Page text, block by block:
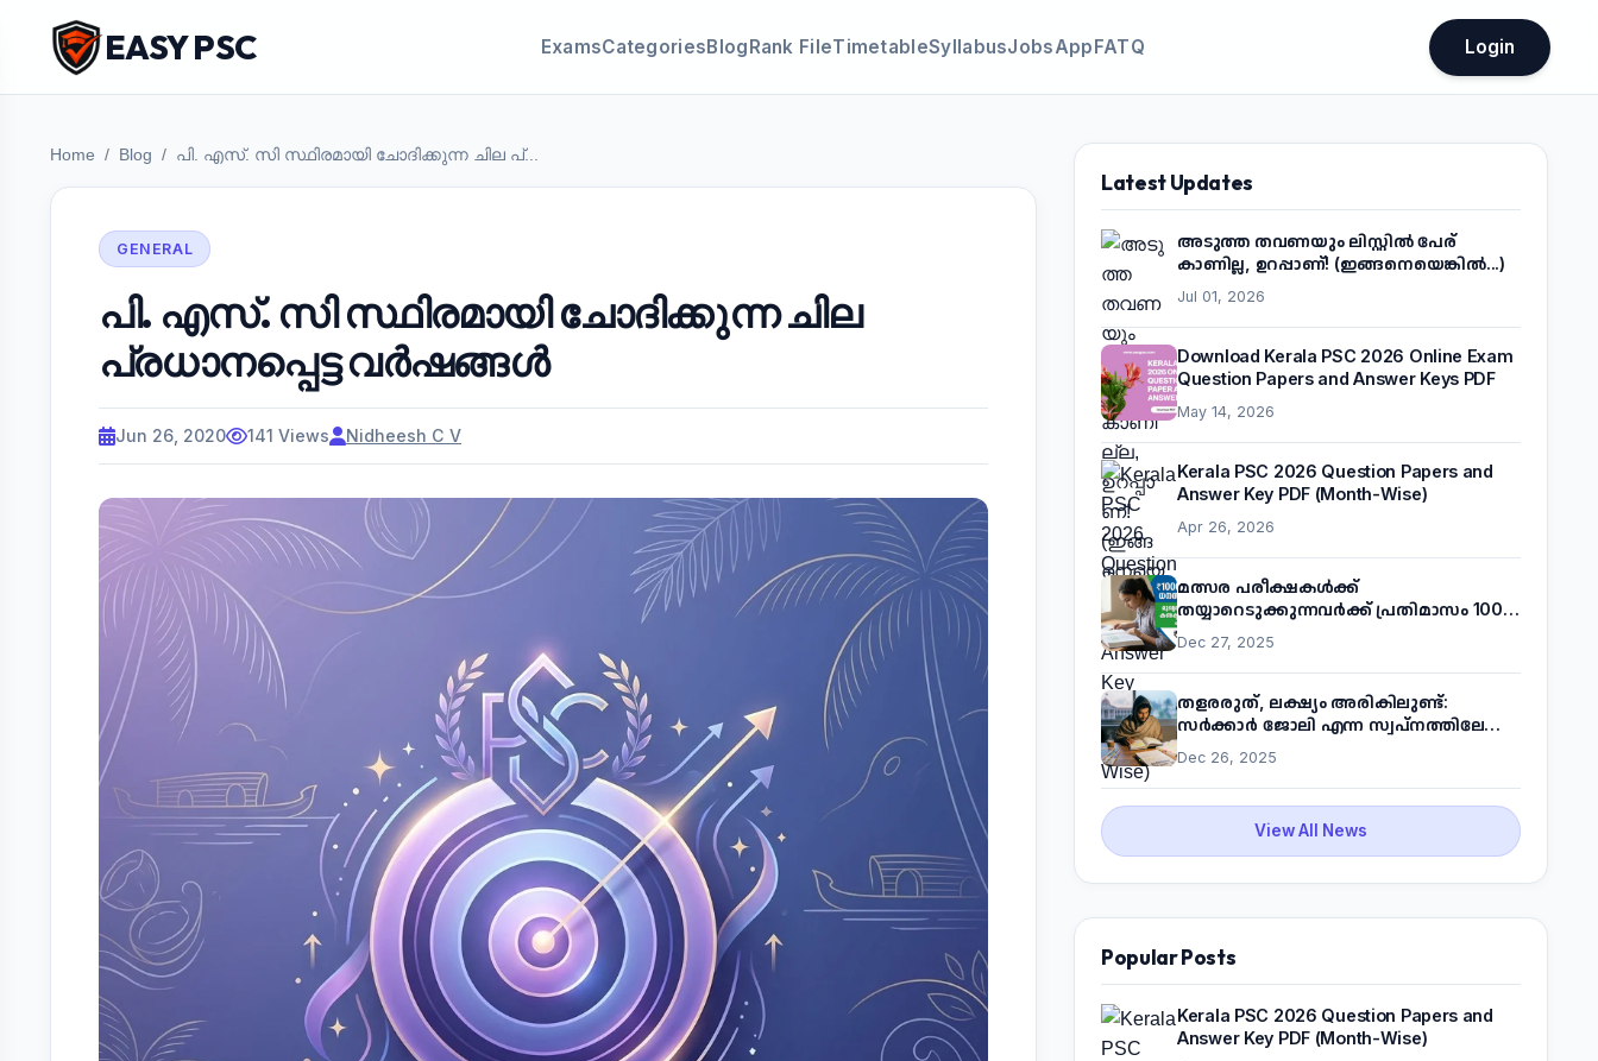
EASY PSC ExamsCategoriesBlogRank FileTimetableSyllabusJobsAppFATQ Login
Home Blog പി. എസ്. സി സ്ഥിരമായി ചോദിക്കുന്ന ചില പ്...
GENERAL
പി. എസ്. സി സ്ഥിരമായി ചോദിക്കുന്ന ചില
പ്രധാനപ്പെട്ട വർഷങ്ങൾ
Jun 26, 2020 141 Views Nidheesh C V
Latest Updates
അടുത്ത തവണയും ലിസ്റ്റിൽ പേര്
കാണില്ല, ഉറപ്പാണ്! (ഇങ്ങനെയെങ്കിൽ...)
Jul 01, 2026
Download Kerala PSC 2026 Online Exam
Question Papers and Answer Keys PDF
May 14, 2026
Kerala PSC 2026 Question Papers and
Answer Key PDF (Month-Wise)
Apr 26, 2026
മത്സര പരീക്ഷകൾക്ക്
തയ്യാറെടുക്കുന്നവർക്ക് പ്രതിമാസം 1000
പദ്ധതിയെക്കുറിച്ച് അറിയാം
Dec 27, 2025
തളരരുത്, ലക്ഷ്യം അരികിലുണ്ട്:
സർക്കാർ ജോലി എന്ന സ്വപ്നത്തിലേക്ക്
Dec 26, 2025
View All News
Popular Posts
Kerala PSC 2026 Question Papers and
Answer Key PDF (Month-Wise)